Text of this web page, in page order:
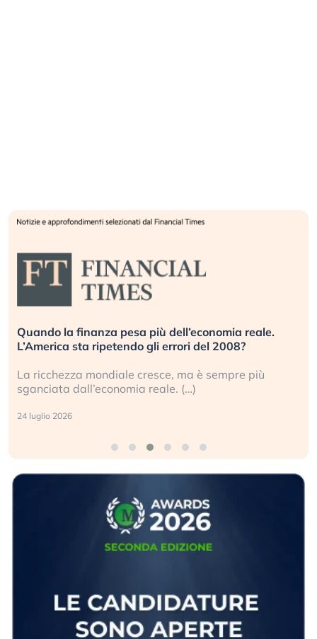
Quando la finanza pesa più dell’economia reale.
L’America sta ripetendo gli errori del 2008?
La ricchezza mondiale cresce, ma è sempre più
sganciata dall’economia reale. (…)
24 luglio 2026